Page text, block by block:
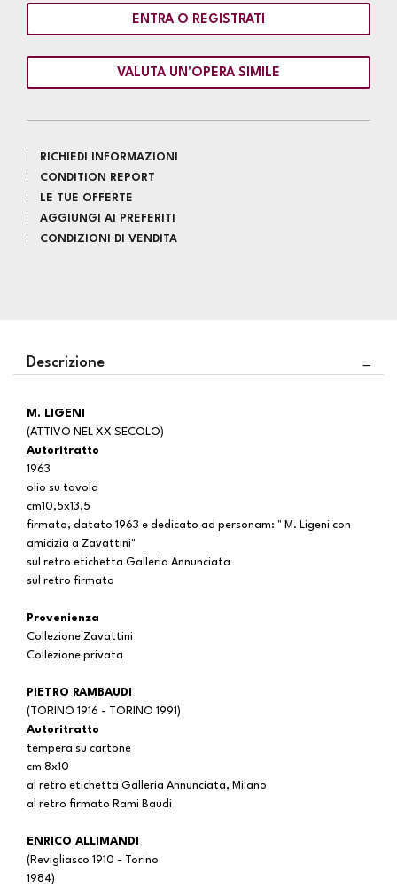
ENTRA O REGISTRATI
VALUTA UN'OPERA SIMILE
RICHIEDI INFORMAZIONI
CONDITION REPORT
LE TUE OFFERTE
AGGIUNGI AI PREFERITI
CONDIZIONI DI VENDITA
Descrizione
M. LIGENI
(ATTIVO NEL XX SECOLO)
Autoritratto
1963
olio su tavola
cm10,5x13,5
firmato, datato 1963 e dedicato ad personam: " M. Ligeni con
amicizia a Zavattini"
sul retro etichetta Galleria Annunciata
sul retro firmato
Provenienza
Collezione Zavattini
Collezione privata
PIETRO RAMBAUDI
(TORINO 1916 - TORINO 1991)
Autoritratto
tempera su cartone
cm 8x10
al retro etichetta Galleria Annunciata, Milano
al retro firmato Rami Baudi
ENRICO ALLIMANDI
(Revigliasco 1910 - Torino
1984)